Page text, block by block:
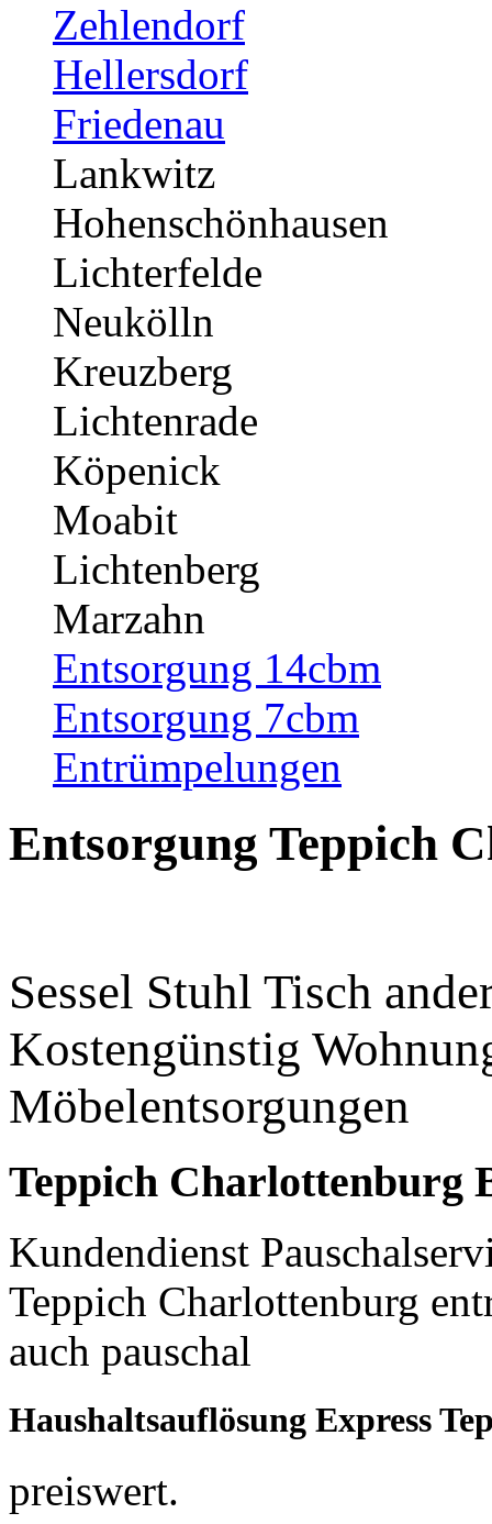
Zehlendorf
Hellersdorf
Friedenau
Lankwitz
Hohenschönhausen
Lichterfelde
Neukölln
Kreuzberg
Lichtenrade
Köpenick
Moabit
Lichtenberg
Marzahn
Entsorgung 14cbm
Entsorgung 7cbm
Entrümpelungen
Entsorgung Teppich
Sessel Stuhl Tisch
Kostengünstig
Möbelentsorgungen
Teppich Charlottenburg
Kundendienst
Teppich Charlottenburg
auch pauschal
Haushaltsauflösung Express
preiswert.